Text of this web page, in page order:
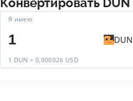
Конвертировать DUN
Я имею
1 DUN = 0,000026 USD
DUN